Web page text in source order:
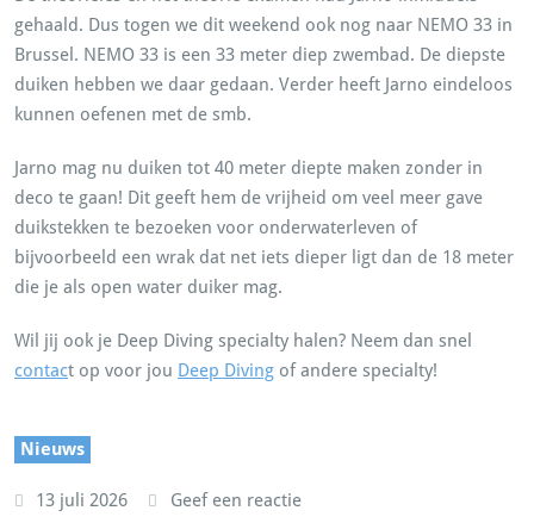
gehaald. Dus togen we dit weekend ook nog naar NEMO 33 in
Brussel. NEMO 33 is een 33 meter diep zwembad. De diepste
duiken hebben we daar gedaan. Verder heeft Jarno eindeloos
kunnen oefenen met de smb.
Jarno mag nu duiken tot 40 meter diepte maken zonder in
deco te gaan! Dit geeft hem de vrijheid om veel meer gave
duikstekken te bezoeken voor onderwaterleven of
bijvoorbeeld een wrak dat net iets dieper ligt dan de 18 meter
die je als open water duiker mag.
Wil jij ook je Deep Diving specialty halen? Neem dan snel
contact op voor jou Deep Diving of andere specialty!
Nieuws
13 juli 2026 Geef een reactie